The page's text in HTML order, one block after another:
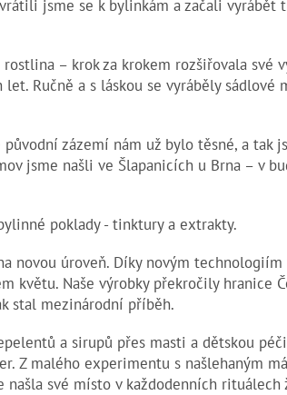
jsme se k bylinkám a začali vyrábět
– krok za krokem rozšiřovala své
Ručně a s láskou se vyráběly sádlové
původní zázemí nám už bylo těsné, a tak
jsme našli ve Šlapanicích u Brna – v
poklady - tinktury a extrakty.
novou úroveň. Díky novým
květu. Naše výrobky překročily hranice
stal mezinárodní příběh.
a sirupů přes masti a dětskou
Z malého experimentu s našlehaným
své místo v každodenních rituálech